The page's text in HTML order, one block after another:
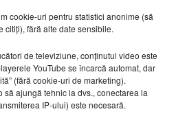
cookie-uri pentru statistici anonime (să
citiți), fără alte date sensibile.
de televiziune, conținutul video este
YouTube se încarcă automat, dar
(fără cookie-uri de marketing).
să ajungă tehnic la dvs., conectarea la
IP-ului) este necesară.
INTERIOR
64
& DESIGN
& ANALIZE
43
moderne